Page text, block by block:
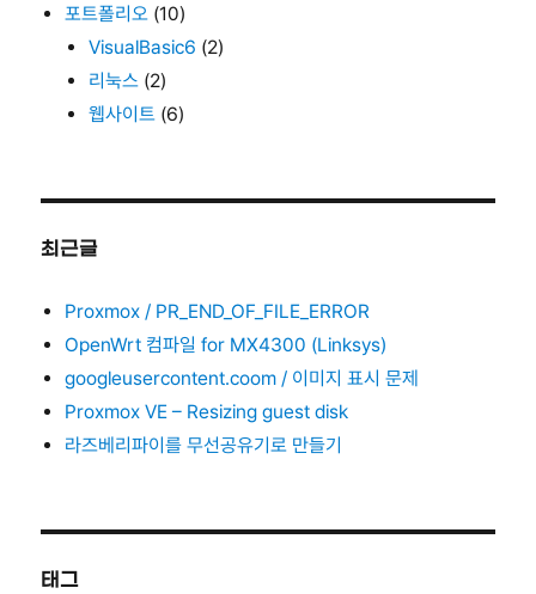
포트폴리오 (10)
VisualBasic6 (2)
리눅스 (2)
웹사이트 (6)
최근글
Proxmox / PR_END_OF_FILE_ERROR
OpenWrt 컴파일 for MX4300 (Linksys)
googleusercontent.coom / 이미지 표시 문제
Proxmox VE – Resizing guest disk
라즈베리파이를 무선공유기로 만들기
태그